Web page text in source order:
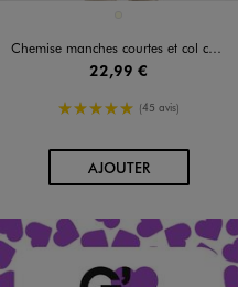
Chemise manches courtes et col cubain en viscose imprimée homme
22,99 €
5/5 de moyenne
(45 avis)
AJOUTERAU PANIER